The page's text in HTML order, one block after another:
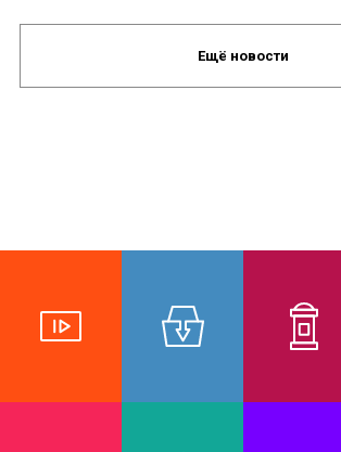
Ещё новости